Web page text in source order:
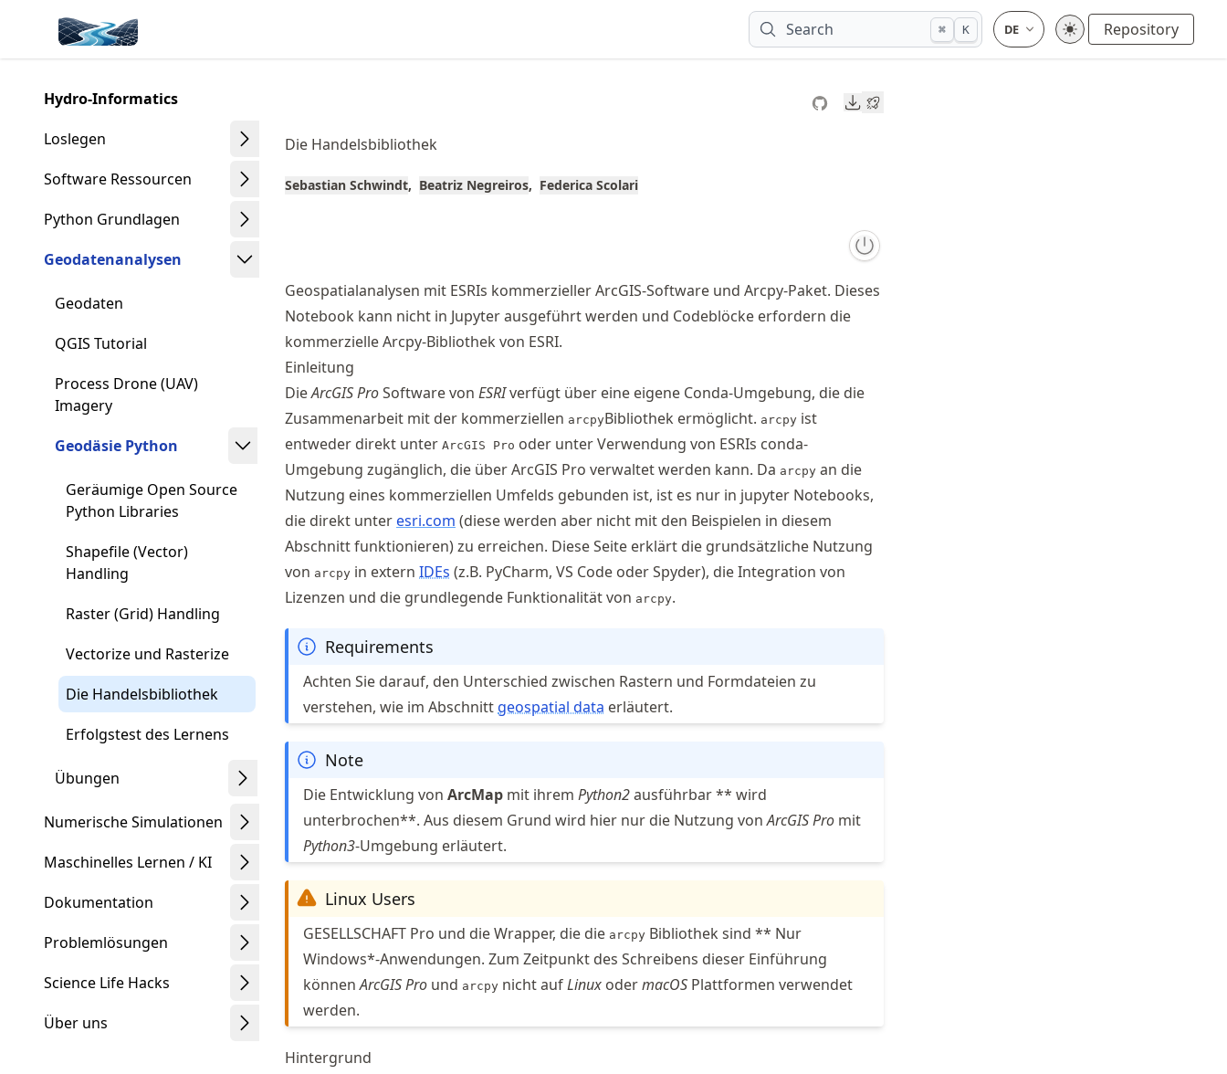
article
content
Made with MyST Search ⌘ K Repository
Hydro-Informatics
Loslegen
Software Ressourcen
Python Grundlagen
Geodatenanalysen
Geodaten
QGIS Tutorial
Process Drone (UAV)
Imagery
Geodäsie Python
Geräumige Open Source
Python Libraries
Shapefile (Vector)
Handling
Raster (Grid) Handling
Vectorize und Rasterize
Die Handelsbibliothek
Erfolgstest des Lernens
Übungen
Numerische Simulationen
Maschinelles Lernen / KI
Dokumentation
Problemlösungen
Science Life Hacks
Über uns
Downloads
Die Handelsbibliothek
Sebastian Schwindt Beatriz Negreiros Federica Scolari
Geospatialanalysen mit ESRIs kommerzieller ArcGIS-Software und Arcpy-Paket. Dieses
Notebook kann nicht in Jupyter ausgeführt werden und Codeblöcke erfordern die
kommerzielle Arcpy-Bibliothek von ESRI.
Einleitung
DieArcGIS ProSoftware von ESRIverfügt über eine eigene Conda-Umgebung, die die
Zusammenarbeit mit der kommerziellen arcpyBibliothek ermöglicht. arcpy ist
entweder direkt unter ArcGIS Pro oder unter Verwendung von ESRIs conda-
Umgebung zugänglich, die über ArcGIS Pro verwaltet werden kann. Da arcpy an die
Nutzung eines kommerziellen Umfelds gebunden ist, ist es nur in jupyter Notebooks,
die direkt unter esri.com (diese werden aber nicht mit den Beispielen in diesem
Abschnitt funktionieren) zu erreichen. Diese Seite erklärt die grundsätzliche Nutzung
von arcpy in extern IDEs (z.B. PyCharm, VS Code oder Spyder), die Integration von
Lizenzen und die grundlegende Funktionalität von arcpy.
Requirements
Achten Sie darauf, den Unterschied zwischen Rastern und Formdateien zu
verstehen, wie im Abschnitt geospatial data erläutert.
Note
Die Entwicklung von ArcMap mit ihrem Python2ausführbar ** wird
unterbrochen**. Aus diesem Grund wird hier nur die Nutzung vonArcGIS Pro mit
Python3-Umgebung erläutert.
Linux Users
GESELLSCHAFT Pro und die Wrapper, die die arcpy Bibliothek sind ** Nur
Windows*-Anwendungen. Zum Zeitpunkt des Schreibens dieser Einführung
könnenArcGIS Pro und arcpy nicht aufLinux odermacOS Plattformen verwendet
werden.
Hintergrund